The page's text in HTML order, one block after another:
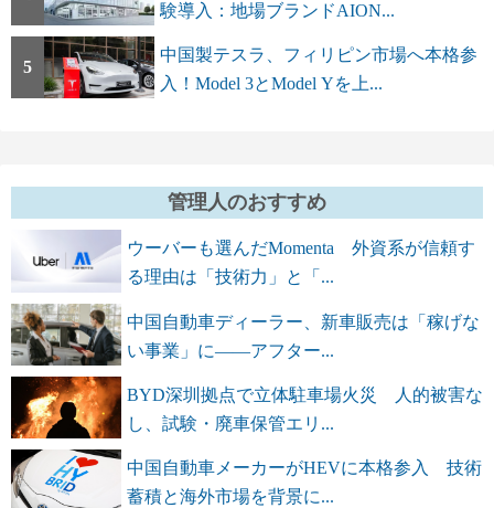
験導入：地場ブランドAION...
5
中国製テスラ、フィリピン市場へ本格参
入！Model 3とModel Yを上...
管理人のおすすめ
ウーバーも選んだMomenta 外資系が信頼す
る理由は「技術力」と「...
中国自動車ディーラー、新車販売は「稼げな
い事業」に――アフター...
BYD深圳拠点で立体駐車場火災 人的被害な
し、試験・廃車保管エリ...
中国自動車メーカーがHEVに本格参入 技術
蓄積と海外市場を背景に...